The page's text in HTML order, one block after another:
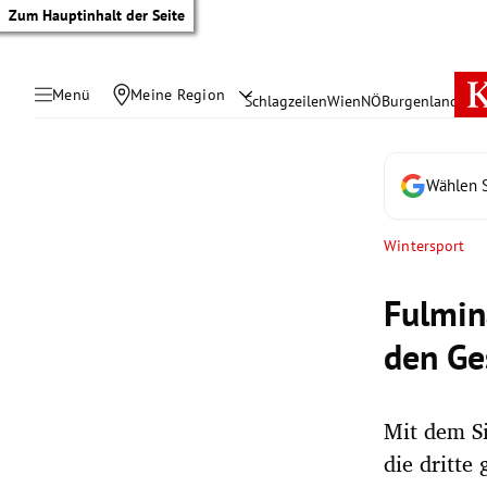
Zum Hauptinhalt der Seite
Menü Meine Region SchlagzeilenWienNÖBurgenland
Wählen
Wintersport
den
Mit dem
die dritte